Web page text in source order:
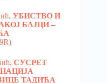
УБИСТВО И
БАЈЦИ –
СУСРЕТ
ТАДИЋА